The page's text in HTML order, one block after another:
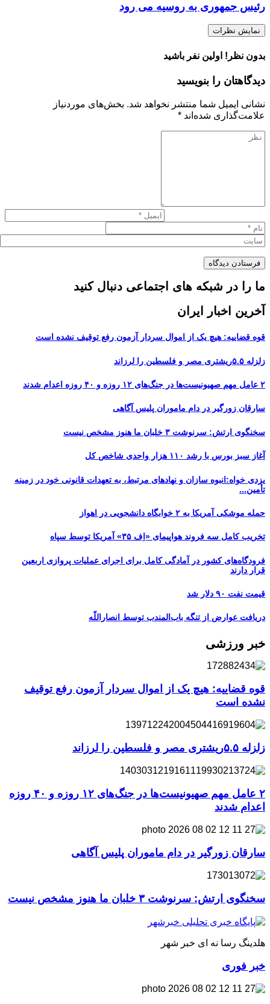
رئیس جمهوری به روسیه می رود
نمایش نظرات
بدون نظر! اولین نفر باشید
دیدگاهتان را بنویسید
نشانی ایمیل شما منتشر نخواهد شد. بخش‌های موردنیاز
علامت‌گذاری شده‌اند *
ما را در شبکه های اجتماعی دنبال کنید
آخرین اخبار ایران
قوه قضاییه: هیچ یک از اموال سردار آزمون رفع توقیف نشده است
زلزله ۵.۵ریشتری مصر و فلسطین را لرزاند
۲ عامل مهم صهیونیست‌ها در جنگ‌های ۱۲ روزه و ۴۰ روزه اعدام شدند
سارقان زورگیر در دام ماموران پلیس آگاهی
سخنگوی ارتش: سرنوشت ۳ خلبان ما هنوز مشخص نیست
آغاز سبز بورس با رشد ۱۱۰ هزار واحدی شاخص کل
یزدی خواه:انبوه سازان و نهادهای مرتبط، به تعهدات قانونی خود در زمینه
تأمین...
حمله موشکی آمریکا به ۲ خوابگاه دانشجویی در اهواز
تخریب کامل سه فروند هواپیمای «اِف ۳۵» آمریکا توسط سپاه
فرودگاه‌های کشور در آمادگی کامل برای اجرای عملیات پروازی اربعین
قرار دارند
قیمت نفت ۹۰ دلار شد
دریافت عوارض از تنگه باب‌المندب توسط انصاراللّه
خبر ورزشی
قوه قضاییه: هیچ یک از اموال سردار آزمون رفع توقیف
نشده است
زلزله ۵.۵ریشتری مصر و فلسطین را لرزاند
۲ عامل مهم صهیونیست‌ها در جنگ‌های ۱۲ روزه و ۴۰ روزه
اعدام شدند
سارقان زورگیر در دام ماموران پلیس آگاهی
سخنگوی ارتش: سرنوشت ۳ خلبان ما هنوز مشخص نیست
هلدینگ رسا نه ای خبر شهر
خبر فوری